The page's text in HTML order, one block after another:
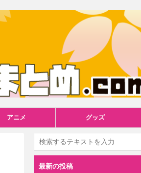
アニメ グッズ
最新の投稿